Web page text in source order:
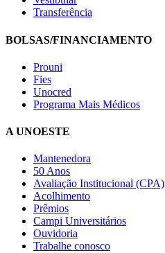
Transferência
BOLSAS/FINANCIAMENTO
Prouni
Fies
Unocred
Programa Mais Médicos
A UNOESTE
Mantenedora
50 Anos
Avaliação Institucional (CPA)
Acolhimento
Prêmios
Campi Universitários
Ouvidoria
Trabalhe conosco